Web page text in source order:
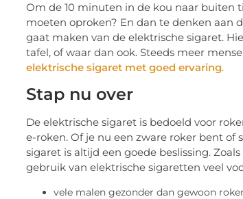
Om de 10 minuten in de kou naar buiten
moeten oproken? En dan te denken aan
gaat maken van de elektrische sigaret.
tafel, of waar dan ook. Steeds meer
elektrische sigaret met goed ervaring.
Stap nu over
De elektrische sigaret is bedoeld voor
e-roken. Of je nu een zware roker bent of
sigaret is altijd een goede beslissing.
gebruik van elektrische sigaretten veel
vele malen gezonder dan gewoon